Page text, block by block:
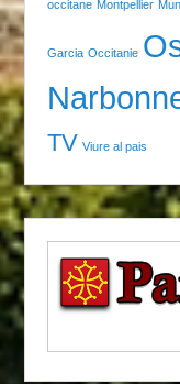
occitane Montpellier
Garcia Occitanie
TV Viure al pais